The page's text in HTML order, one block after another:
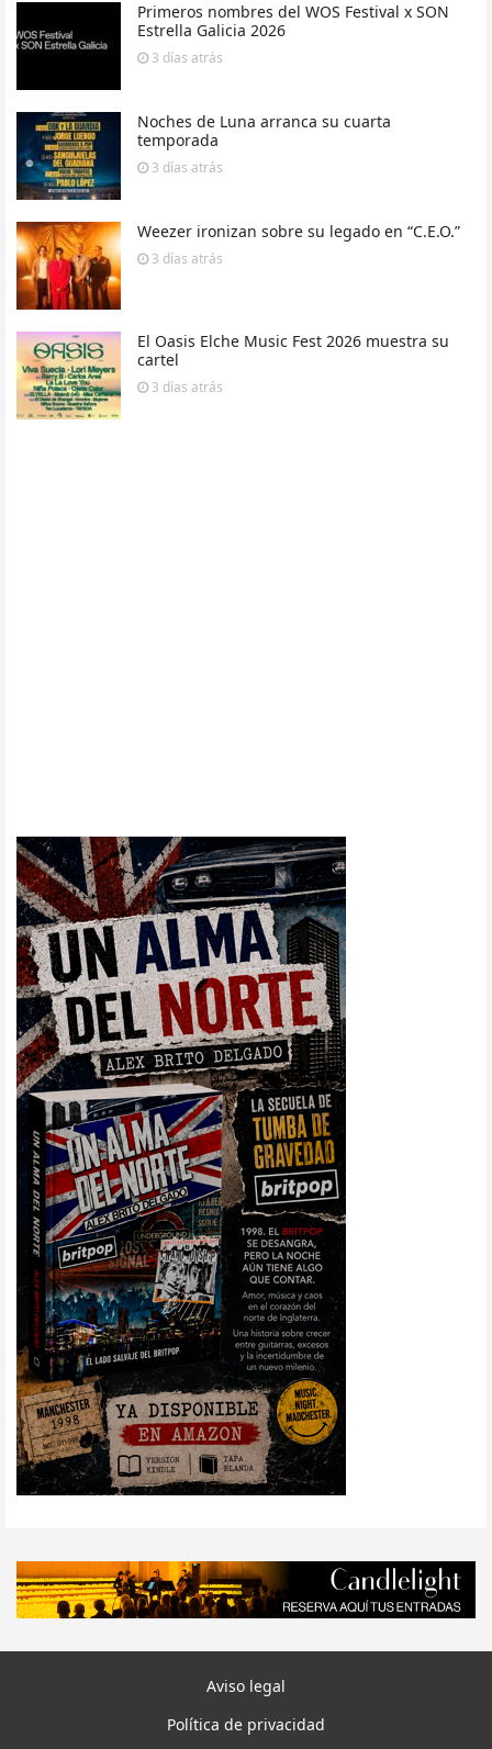
Primeros nombres del WOS Festival x SON
Estrella Galicia 2026
3 días atrás
Noches de Luna arranca su cuarta
temporada
3 días atrás
Weezer ironizan sobre su legado en “C.E.O.”
3 días atrás
El Oasis Elche Music Fest 2026 muestra su
cartel
3 días atrás
Aviso legal
Política de privacidad